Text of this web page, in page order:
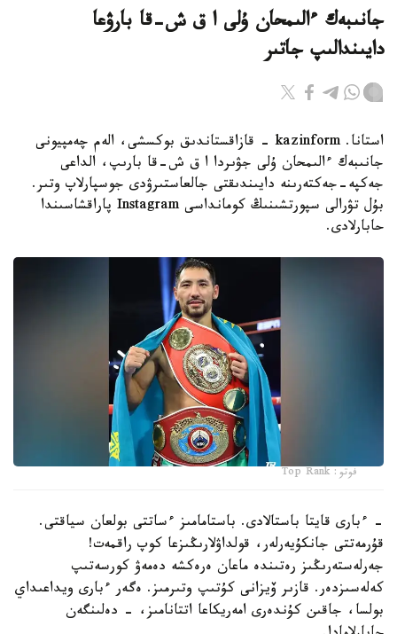
جانىبەك ءالىمحان ۇلى ا ق ش-قا بارۋعا
دايىندالىپ جاتىر
استانا. kazinform - قازاقستاندىق بوكسشى، الەم چەمپيونى
جانىبەك ءالىمحان ۇلى جۋىردا ا ق ش-قا بارىپ، الداعى
جەكپە-جەكتەرىنە دايىندىقتى جالعاستىرۋدى جوسپارلاپ وتىر.
بۇل تۋرالى سپورتشىنىڭ كومانداسى Instagram پاراقشاسىندا
حابارلادى.
فوتو: Top Rank
- ءبارى قايتا باستالادى. باستامامىز ءساتتى بولعان سياقتى.
قۇرمەتتى جانكۇيەرلەر، قولداۋلارىڭىزعا كوپ راقمەت!
جەرلەستەرىڭىز رەتىندە ماعان ەرەكشە دەمەۋ كورسەتىپ
كەلەسىزدەر. قازىر ۆيزانى كۇتىپ وتىرمىز. ەگەر ءبارى ويداعىداي
بولسا، جاقىن كۇندەرى امەريكاعا اتتانامىز، - دەلىنگەن